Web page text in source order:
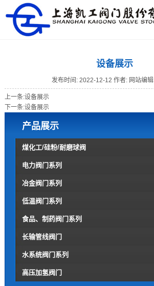
设备展示
发布时间: 2022-12-12 作者: 网站编辑
上一条:设备展示
下一条:设备展示
产品展示
煤化工/硅粉/耐磨球阀
电力阀门系列
冶金阀门系列
低温阀门系列
食品、制药阀门系列
长输管线阀门
水系统阀门系列
高压加氢阀门